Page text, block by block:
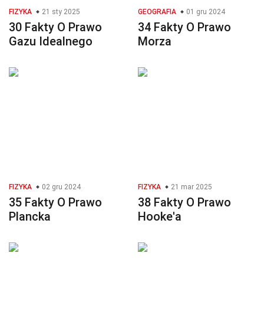
FIZYKA 21 sty 2025
30 Fakty O Prawo
Gazu Idealnego
GEOGRAFIA 01 gru 2024
34 Fakty O Prawo
Morza
FIZYKA 02 gru 2024
35 Fakty O Prawo
Plancka
FIZYKA 21 mar 2025
38 Fakty O Prawo
Hooke'a